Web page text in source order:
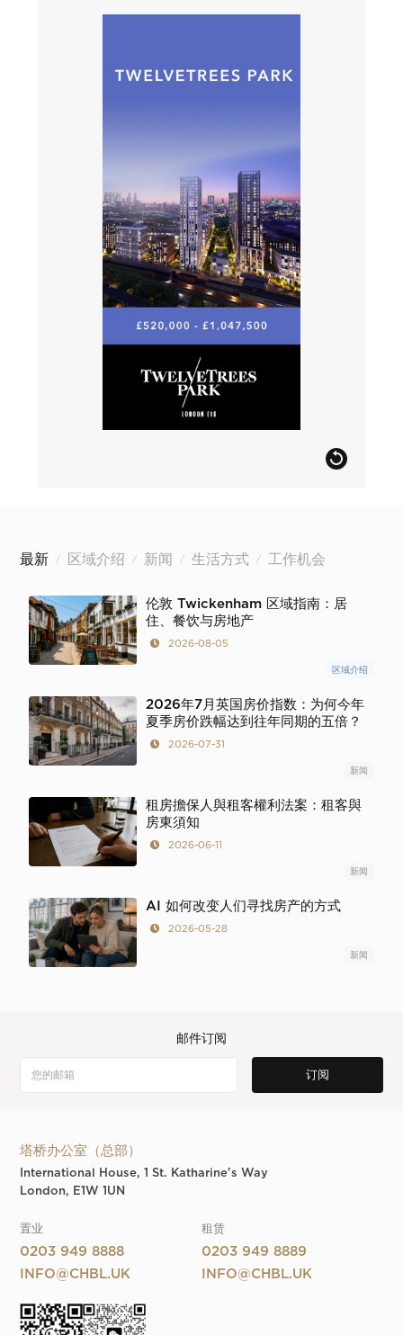
最新 / 区域介绍 / 新闻 / 生活方式 / 工作机会
伦敦 Twickenham 区域指南：居
住、餐饮与房地产
2026-08-05
区域介绍
2026年7月英国房价指数：为何今年
夏季房价跌幅达到往年同期的五倍？
2026-07-31
新闻
租房擔保人與租客權利法案：租客與
房東須知
2026-06-11
新闻
AI 如何改变人们寻找房产的方式
2026-05-28
新闻
邮件订阅
塔桥办公室（总部）
International House, 1 St. Katharine's Way
London, E1W 1UN
置业
0203 949 8888
INFO@CHBL.UK
租赁
0203 949 8889
INFO@CHBL.UK